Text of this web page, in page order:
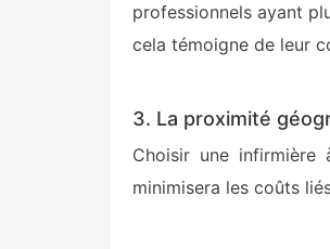
professionnels ayant
cela témoigne de leur
3. La proximité
Choisir une
minimisera les coûts